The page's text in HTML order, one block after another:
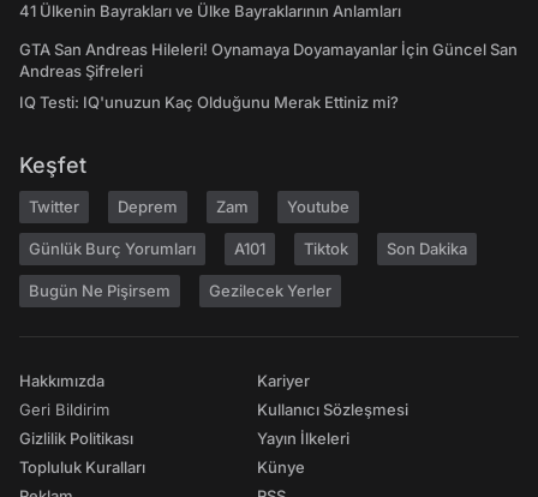
41 Ülkenin Bayrakları ve Ülke Bayraklarının Anlamları
GTA San Andreas Hileleri! Oynamaya Doyamayanlar İçin Güncel San
Andreas Şifreleri
IQ Testi: IQ'unuzun Kaç Olduğunu Merak Ettiniz mi?
Keşfet
Twitter Deprem Zam Youtube
Günlük Burç Yorumları A101 Tiktok Son Dakika
Bugün Ne Pişirsem Gezilecek Yerler
Hakkımızda
Geri Bildirim
Gizlilik Politikası
Topluluk Kuralları
Kariyer
Kullanıcı Sözleşmesi
Yayın İlkeleri
Künye